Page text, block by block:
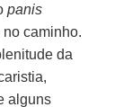
panis
caminho.
da
alguns